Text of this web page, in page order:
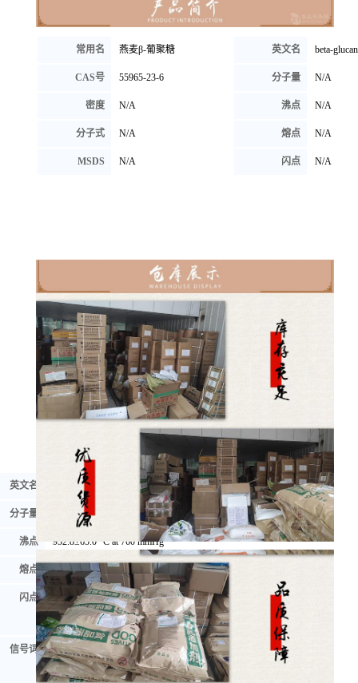
常用名 燕麦β-葡聚糖 英文名 beta-
CAS号 55965-23-6 分子量 N/A
密度 N/A 沸点 N/A
分子式 N/A 熔点 N/A
MSDS N/A 闪点 N/A
英文名 Dextran
分子量 504.437
沸点 952.8±65.0 °C at 760 mmHg
熔点 -114.22oC
闪点 327.7±27.8 °C
信号词 Warning